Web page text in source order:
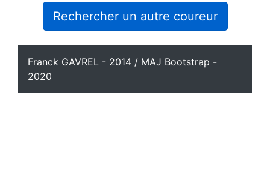
Rechercher un autre coureur
Franck GAVREL - 2014 / MAJ Bootstrap -
2020